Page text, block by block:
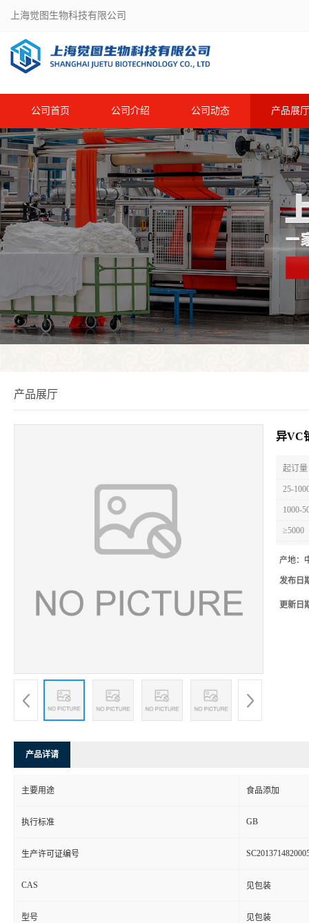
上海觉图生物科技有限公司
公司首页 公司介绍 公司动态 产品展厅
产品展厅
异VC
起订
25-
1000-
≥5000
产地：
发布日
更新日
产品详请
主要用途 食品添加
执行标准 GB
生产许可证编号
CAS 见包装
型号 见包装